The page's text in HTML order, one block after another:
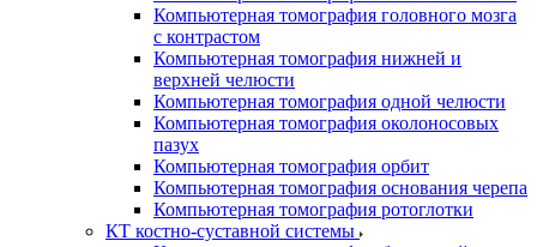
Компьютерная томография головного мозга
с контрастом
Компьютерная томография нижней и
верхней челюсти
Компьютерная томография одной челюсти
Компьютерная томография околоносовых
пазух
Компьютерная томография орбит
Компьютерная томография основания черепа
Компьютерная томография ротоглотки
КТ костно-суставной системы